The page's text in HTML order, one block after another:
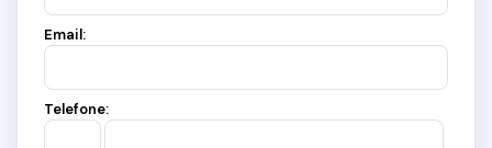
Email:
Telefone: